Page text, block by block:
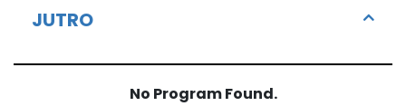
JUTRO
No Program Found.